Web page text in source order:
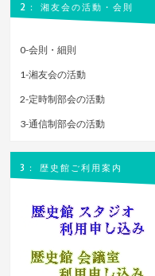
2： 湘友会の活動・会則
0-会則・細則
1-湘友会の活動
2-定時制部会の活動
3-通信制部会の活動
3： 歴史館ご利用案内